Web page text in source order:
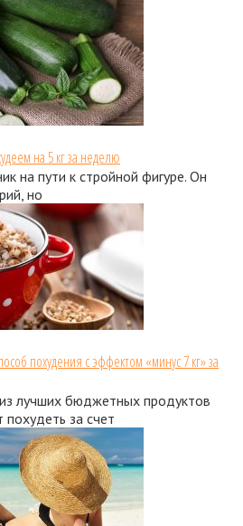
на 5 кг за неделю
на пути к стройной фигуре. Он
но
похудения с эффектом «минус 7 кг» за
лучших бюджетных продуктов
за счет